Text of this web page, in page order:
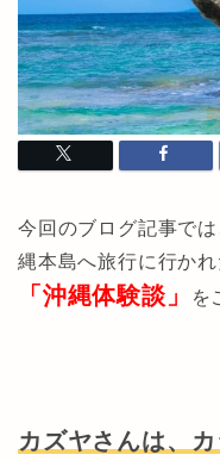
今回のブログ記事で
縄本島へ旅行に行か
「沖縄体験談」 を
カズヤさんは、